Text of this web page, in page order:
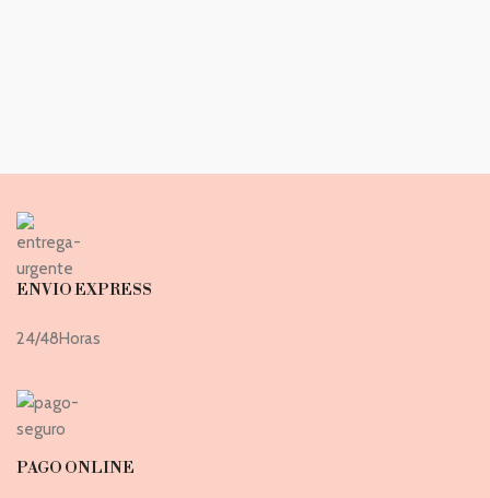
ENVIO EXPRESS
24/48Horas
PAGO ONLINE